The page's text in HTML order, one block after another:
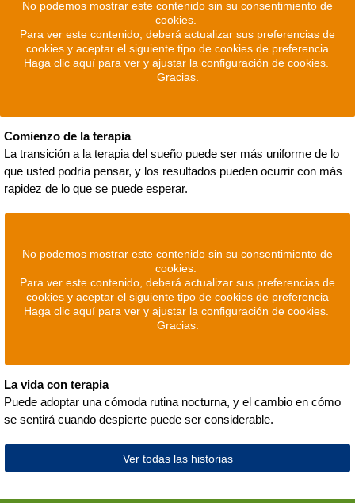
No podemos mostrar este contenido sin su consentimiento de
cookies.
Para ver este contenido, deberá actualizar sus preferencias de
cookies y aceptar el siguiente tipo de cookies de preferencia
Haga clic aquí para ver y ajustar la configuración de cookies.
Gracias.
Comienzo de la terapia
La transición a la terapia del sueño puede ser más uniforme de lo
que usted podría pensar, y los resultados pueden ocurrir con más
rapidez de lo que se puede esperar.
No podemos mostrar este contenido sin su consentimiento de
cookies.
Para ver este contenido, deberá actualizar sus preferencias de
cookies y aceptar el siguiente tipo de cookies de preferencia
Haga clic aquí para ver y ajustar la configuración de cookies.
Gracias.
La vida con terapia
Puede adoptar una cómoda rutina nocturna, y el cambio en cómo
se sentirá cuando despierte puede ser considerable.
Ver todas las historias